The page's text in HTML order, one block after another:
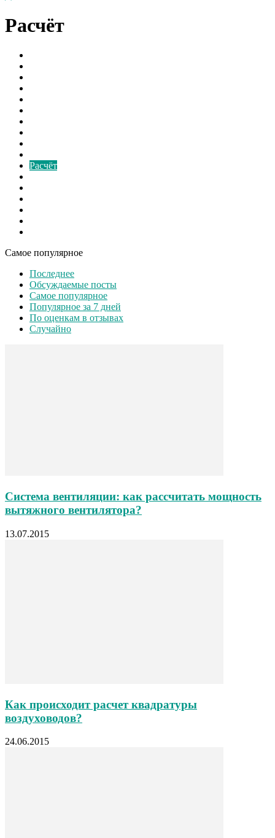
Расчёт
Расчёт
Самое популярное
Последнее
Обсуждаемые посты
Самое популярное
Популярное за 7 дней
По оценкам в отзывах
Случайно
Система вентиляции: как рассчитать мощность
вытяжного вентилятора?
13.07.2015
Как происходит расчет квадратуры
воздуховодов?
24.06.2015